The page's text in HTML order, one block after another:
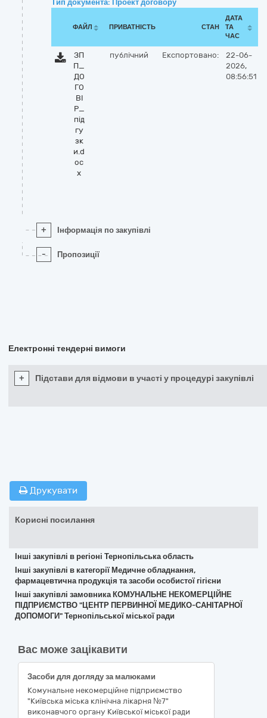
Тип документа: Проект договору
ФАЙЛ ПРИВАТНІСТЬ СТАН
ДАТА
ТА
ЧАС
ЗП
П_
ДО
ГО
ВІ
Р_
під
гу
зк
и.d
oc
x
публічний Експортовано:
22-06-
2026,
08:56:51
+ Інформація по закупівлі
- Пропозиції
Електронні тендерні вимоги
+ Підстави для відмови в участі у процедурі закупівлі
Друкувати
Корисні посилання
Інші закупівлі в регіоні Тернопільська область
Інші закупівлі в категорії Медичне обладнання,
фармацевтична продукція та засоби особистої гігієни
Інші закупівлі замовника КОМУНАЛЬНЕ НЕКОМЕРЦІЙНЕ
ПІДПРИЄМСТВО "ЦЕНТР ПЕРВИННОЇ МЕДИКО-САНІТАРНОЇ
ДОПОМОГИ" Тернопільської міської ради
Вас може зацікавити
Засоби для догляду за малюками
Комунальне некомерційне підприємство
"Київська міська клінічна лікарня №7"
виконавчого органу Київської міської ради